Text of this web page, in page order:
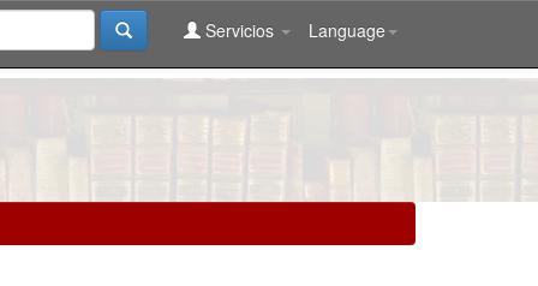
Language
Servicios